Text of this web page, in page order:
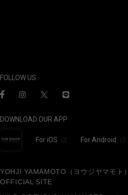
FOLLOW US
DOWNLOAD OUR APP
For iOS For Android
YOHJI YAMAMOTO（ヨウジヤマモト）
OFFICIAL SITE